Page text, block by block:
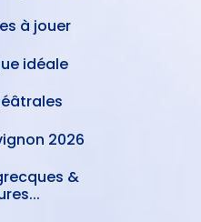
à jouer
idéale
2026
&